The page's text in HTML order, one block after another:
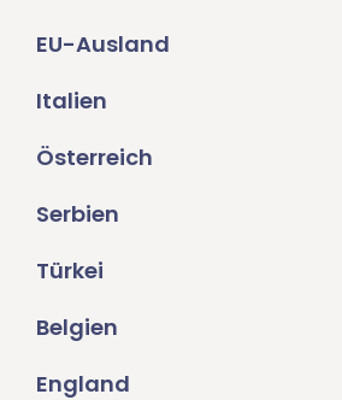
EU-Ausland
Italien
Österreich
Serbien
Türkei
Belgien
England